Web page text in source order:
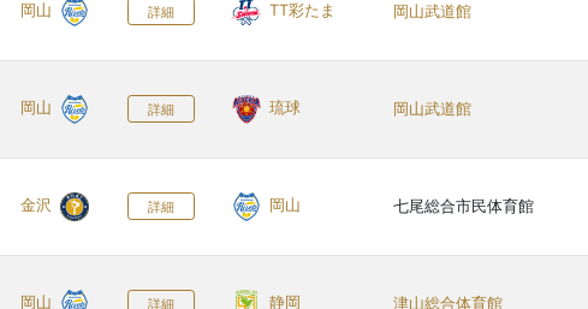
岡山 詳細 TT彩たま 岡山武道館
岡山 詳細 琉球 岡山武道館
金沢 詳細 岡山 七尾総合市民体育館
岡山 詳細 静岡 津山総合体育館